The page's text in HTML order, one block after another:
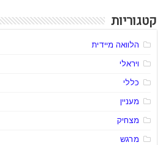
קטגוריות
הלוואה מיידית
ויראלי
כללי
מעניין
מצחיק
מרגש